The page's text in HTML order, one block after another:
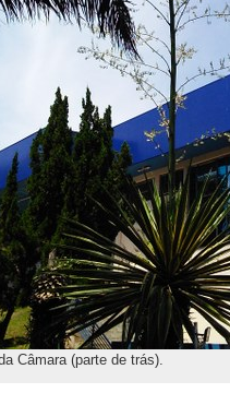
Câmara (parte de trás).